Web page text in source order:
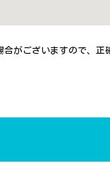
がございますので、正